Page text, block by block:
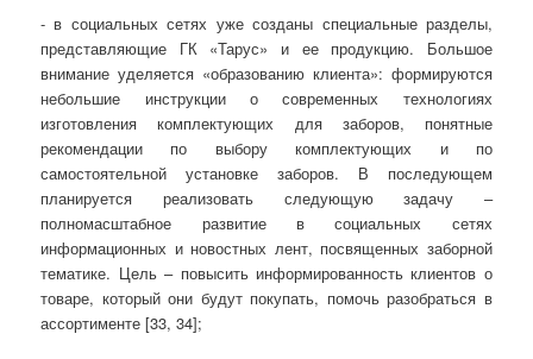
- в социальных сетях уже созданы специальные разделы,
представляющие ГК «Тарус» и ее продукцию. Большое
внимание уделяется «образованию клиента»: формируются
небольшие инструкции о современных технологиях
изготовления комплектующих для заборов, понятные
рекомендации по выбору комплектующих и по
самостоятельной установке заборов. В последующем
планируется реализовать следующую задачу –
полномасштабное развитие в социальных сетях
информационных и новостных лент, посвященных заборной
тематике. Цель – повысить информированность клиентов о
товаре, который они будут покупать, помочь разобраться в
ассортименте [33, 34];